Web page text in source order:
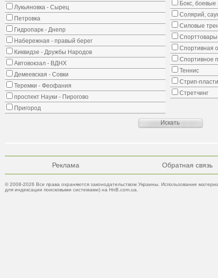
Лукьяновка - Сырец
Петровка
Гидропарк - Днепр
Набережная - правый берег
Киквидзе - Дружбы Народов
Автовокзал - ВДНХ
Демеевская - Совки
Теремки - Феофания
проспект Науки - Пирогово
Пригород
Бокс, боевые
Солярий,
Силовые
Спортивная
Спортивное
Теннис
Стрип-
Стретчинг
Реклама Обратная связь
© 2008-2026 Все права охраняются законодательством Украины. Использование
для индексации поисковыми системами) на HnB.com.ua.